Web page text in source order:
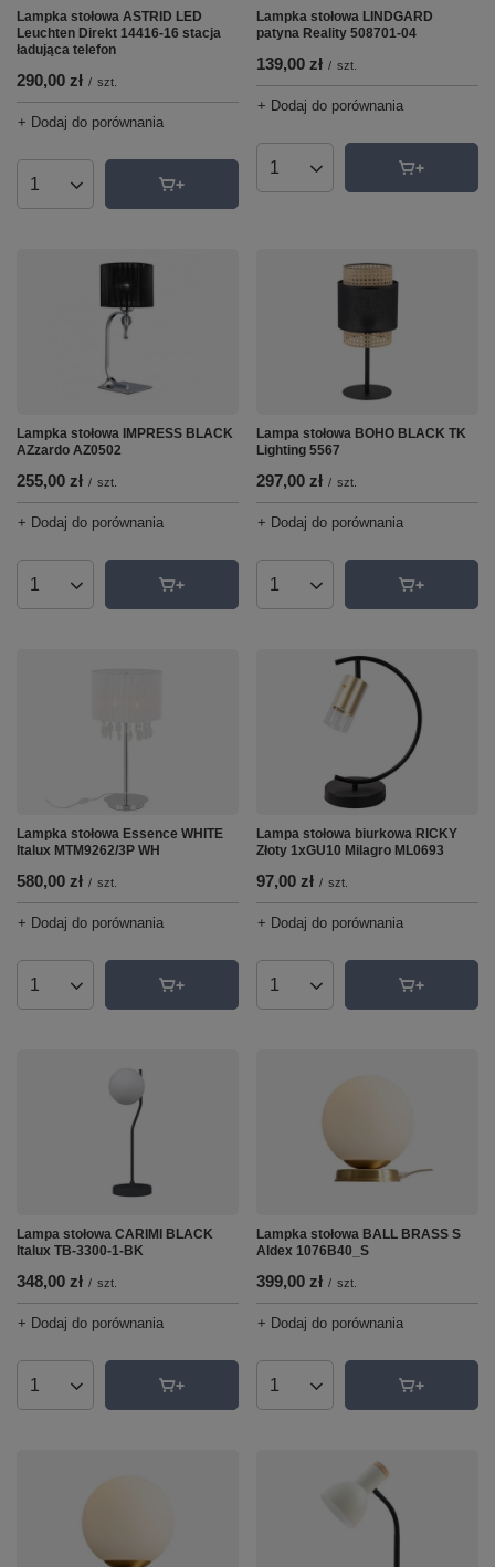
Lampka stołowa ASTRID LED
Leuchten Direkt 14416-16 stacja
ładująca telefon
290,00 zł / szt.
+ Dodaj do porównania
Ilość produktów
Lampka stołowa LINDGARD
patyna Reality 508701-04
139,00 zł / szt.
+ Dodaj do porównania
Ilość produktów
Lampka stołowa IMPRESS BLACK
AZzardo AZ0502
255,00 zł / szt.
+ Dodaj do porównania
Ilość produktów
Lampa stołowa BOHO BLACK TK
Lighting 5567
297,00 zł / szt.
+ Dodaj do porównania
Ilość produktów
Lampka stołowa Essence WHITE
Italux MTM9262/3P WH
580,00 zł / szt.
+ Dodaj do porównania
Ilość produktów
Lampa stołowa biurkowa RICKY
Złoty 1xGU10 Milagro ML0693
97,00 zł / szt.
+ Dodaj do porównania
Ilość produktów
Lampa stołowa CARIMI BLACK
Italux TB-3300-1-BK
348,00 zł / szt.
+ Dodaj do porównania
Ilość produktów
Lampka stołowa BALL BRASS S
Aldex 1076B40_S
399,00 zł / szt.
+ Dodaj do porównania
Ilość produktów